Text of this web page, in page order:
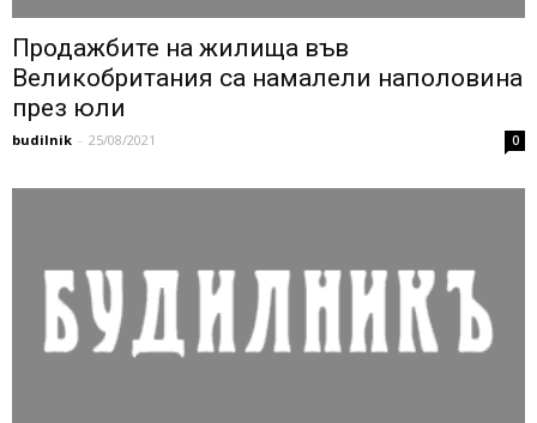
Продажбите на жилища във
Великобритания са намалели наполовина
през юли
budilnik - 25/08/2021 0